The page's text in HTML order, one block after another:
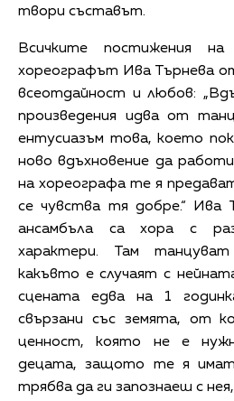
твори съставът.
Всичките постижения на
хореографът Ива Търнева
всеотдайност и любов:
произведения идва от
ентусиазъм това, което
ново вдъхновение да
на хореографа те я
се чувства тя добре.“ Ива
ансамбъла са хора с
характери. Там
какъвто е случаят с
сцената едва на 1
свързани със земята, от
ценност, която не е
децата, защото те я
трябва да ги запознаеш с